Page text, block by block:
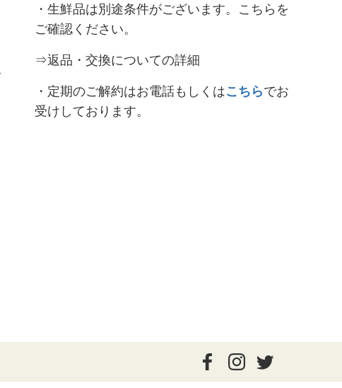
・生鮮品は別途条件がございます。 こちら を
ご確認ください。
⇒返品・交換についての詳細
・定期のご解約はお電話もしくはこちらでお
受けしております。